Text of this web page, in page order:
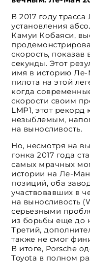
В 2017 году
установления
Камуи Кобаяси,
скорость, показав
секунды. Этот
имя в историю Ле-
пилота на этой
когда
скорости своим
LMP1, этот рекорд
незыблемым,
на выносливость.
Но, несмотря на
гонка 2017 года
самых мрачных
истории на Ле-
позиций, оба
участвовавших в
на выносливость
серьезными
из борьбы еще до
Третий,
также не смог
В итоге, Porsche
Toyota в полном